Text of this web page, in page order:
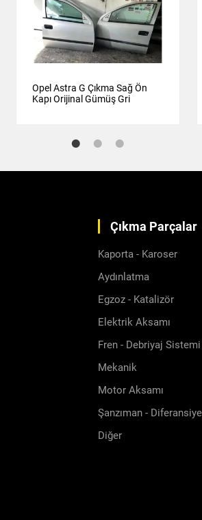
Opel Astra G Çıkma Sağ Ön
Kapı Orijinal Gümüş Gri
Çıkma Parçalar
Kaporta - Karoser
Aydınlatma
Egzoz - Katalizör
Elektrik Aksamı
Fren - Debriyaj Sistemi
Mekanik
Motor Aksamı
Şanzıman - Diferansiyel
Diğer